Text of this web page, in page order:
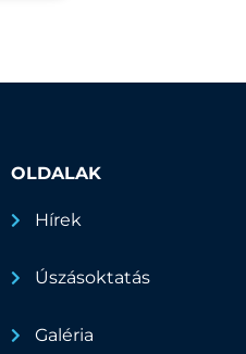
OLDALAK
Hírek
Úszásoktatás
Galéria